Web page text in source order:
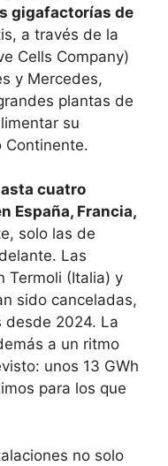
gigafactorías de
a través de la
Cells Company)
y Mercedes,
plantas de
su
Continente.
cuatro
España, Francia,
solo las de
Las
Termoli (Italia) y
sido canceladas,
desde 2024. La
a un ritmo
unos 13 GWh
para los que
no solo